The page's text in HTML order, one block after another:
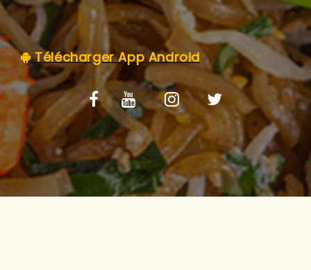
Télécharger App Android